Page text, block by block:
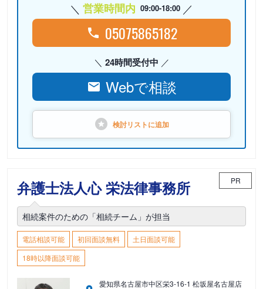
営業時間内 09:00-18:00
05075865182
24時間受付中
Webで相談
検討リストに追加
弁護士法人心 栄法律事務所 PR
相続案件のための「相続チーム」が担当
電話相談可能 初回面談無料
土日面談可能
18時以降面談可能
愛知県名古屋市中区栄3-16-1 松坂屋名古屋店